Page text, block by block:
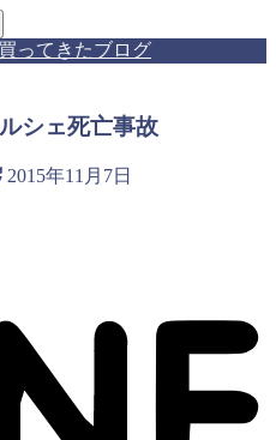
ってきたブログ
シェ死亡事故
2015年11月7日